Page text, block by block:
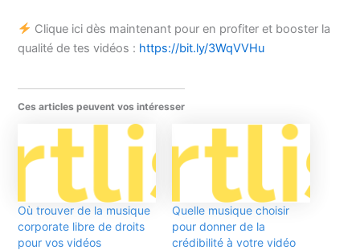
Clique ici dès maintenant pour en profiter et booster la
qualité de tes vidéos : https://bit.ly/3WqVVHu
Ces articles peuvent vos intéresser
Où trouver de la musique
corporate libre de droits
pour vos vidéos
Quelle musique choisir
pour donner de la
crédibilité à votre vidéo